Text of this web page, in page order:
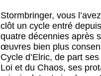
Stormbringer, vous
clôt un cycle entré
quatre décennies après
œuvres bien plus
Cycle d’Elric, de part
Loi et du Chaos, ses